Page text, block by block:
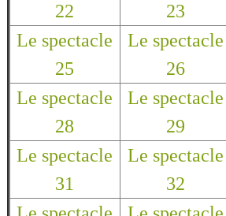
22
23
Le spectacle
25
Le spectacle
26
Le spectacle
28
Le spectacle
29
Le spectacle
31
Le spectacle
32